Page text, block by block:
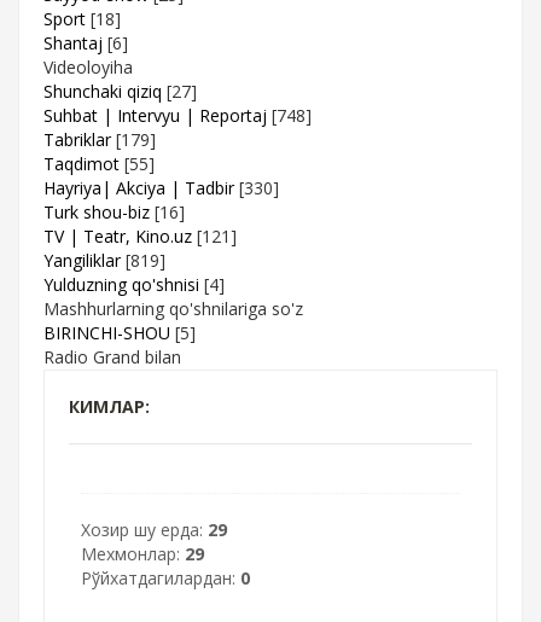
Sport [18]
Shantaj [6]
Videoloyiha
Shunchaki qiziq [27]
Suhbat | Intervyu | Reportaj [748]
Tabriklar [179]
Taqdimot [55]
Hayriya| Akciya | Tadbir [330]
Turk shou-biz [16]
TV | Teatr, Kino.uz [121]
Yangiliklar [819]
Yulduzning qo'shnisi [4]
Mashhurlarning qo'shnilariga so'z
BIRINCHI-SHOU [5]
Radio Grand bilan
КИМЛАР:
Хозир шу ерда: 29
Мехмонлар: 29
Рўйхатдагилардан: 0